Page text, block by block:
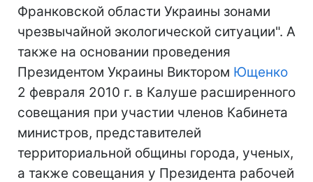
Франковской области Украины зонами
чрезвычайной экологической ситуации". А
также на основании проведения
Президентом Украины Виктором Ющенко
2 февраля 2010 г. в Калуше расширенного
совещания при участии членов Кабинета
министров, представителей
территориальной общины города, ученых,
а также совещания у Президента рабочей